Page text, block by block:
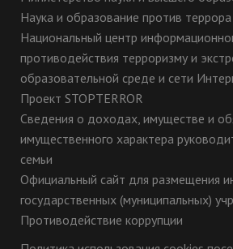
Наука и образование против террора
Национальный центр
противодействия терроризму и
образовательной среде и сети
Проект STOPTERROR
Сведения о доходах, имуществе и
имущественного характера
семьи
Официальный сайт для размещения
государственных (муниципальных)
Противодействие коррупции